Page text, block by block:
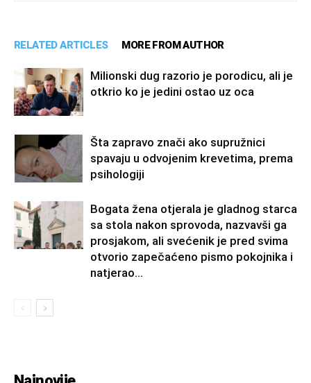
RELATED ARTICLES MORE FROM AUTHOR
Milionski dug razorio je porodicu, ali je
otkrio ko je jedini ostao uz oca
Šta zapravo znači ako supružnici
spavaju u odvojenim krevetima, prema
psihologiji
Bogata žena otjerala je gladnog starca
sa stola nakon sprovoda, nazvavši ga
prosjakom, ali svećenik je pred svima
otvorio zapečaćeno pismo pokojnika i
natjerao...